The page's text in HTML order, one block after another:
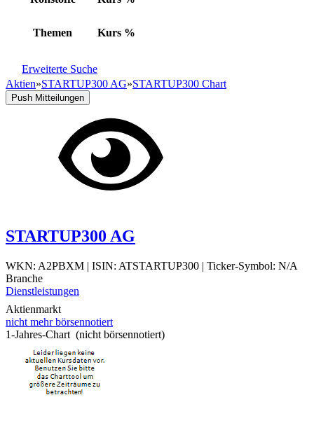
Themen Kurs %
Erweiterte Suche
Aktien»STARTUP300 AG»STARTUP300 Chart
Push Mitteilungen
STARTUP300 AG
WKN: A2PBXM | ISIN: ATSTARTUP300 | Ticker-Symbol: N/A
Branche
Dienstleistungen
Aktienmarkt
nicht mehr börsennotiert
1-Jahres-Chart (nicht börsennotiert)